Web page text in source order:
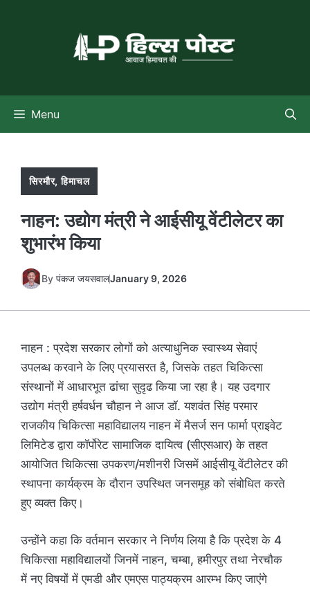
Menu
सिरमौर,हिमाचल
नाहन: उद्योग मंत्री ने आईसीयू वेंटीलेटर का
शुभारंभ किया
By पंकज जयसवालJanuary 9, 2026
नाहन : प्रदेश सरकार लोगों को अत्याधुनिक स्वास्थ्य सेवाएं
उपलब्ध करवाने के लिए प्रयासरत है, जिसके तहत चिकित्सा
संस्थानों में आधारभूत ढांचा सुदृढ किया जा रहा है। यह उदगार
उद्योग मंत्री हर्षवर्धन चौहान ने आज डॉ. यशवंत सिंह परमार
राजकीय चिकित्सा महाविद्यालय नाहन में मैसर्ज सन फार्मा प्राइवेट
लिमिटेड द्वारा कॉर्पोरेट सामाजिक दायित्व (सीएसआर) के तहत
आयोजित चिकित्सा उपकरण/मशीनरी जिसमें आईसीयू वेंटीलेटर की
स्थापना कार्यक्रम के दौरान उपस्थित जनसमूह को संबोधित करते
हुए व्यक्त किए।
उन्होंने कहा कि वर्तमान सरकार ने निर्णय लिया है कि प्रदेश के 4
चिकित्सा महाविद्यालयों जिनमें नाहन, चम्बा, हमीरपुर तथा नेरचौक
में नए विषयों में एमडी और एमएस पाठ्यक्रम आरम्भ किए जाएंगे